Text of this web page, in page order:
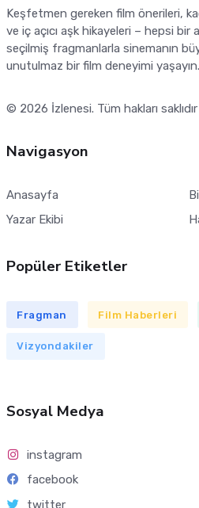
Keşfetmen gereken film önerileri,
ve iç açıcı aşk hikayeleri – hepsi bir
seçilmiş fragmanlarla sinemanın
unutulmaz bir film deneyimi yaşayın.
© 2026 İzlenesi. Tüm hakları saklıdır
Navigasyon
Anasayfa
Yazar Ekibi
Popüler Etiketler
Fragman Film Haberleri
Vizyondakiler
Sosyal Medya
instagram
facebook
twitter